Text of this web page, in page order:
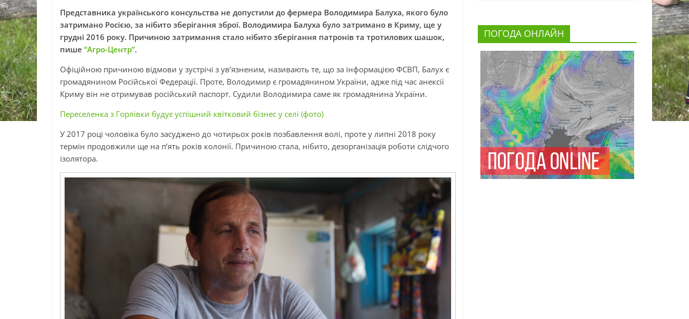
Представника українського консульства не допустили до фермера Володимира Балуха, якого було
затримано Росією, за нібито зберігання зброї. Володимира Балуха було затримано в Криму, ще у
грудні 2016 року. Причиною затримання стало нібито зберігання патронів та тротилових шашок,
пише “Агро-Центр”.
Офіційною причиною відмови у зустрічі з ув’язненим, називають те, що за інформацією ФСВП, Балух є
громадянином Російської Федерації. Проте, Володимир є громадянином України, адже під час анексії
Криму він не отримував російський паспорт. Судили Володимира саме як громадянина України.
Переселенка з Горлівки будує успішний квітковий бізнес у селі (фото)
У 2017 році чоловіка було засуджено до чотирьох років позбавлення волі, проте у липні 2018 року
термін продовжили ще на п’ять років колонії. Причиною стала, нібито, дезорганізація роботи слідчого
ізолятора.
ПОГОДА ОНЛАЙН